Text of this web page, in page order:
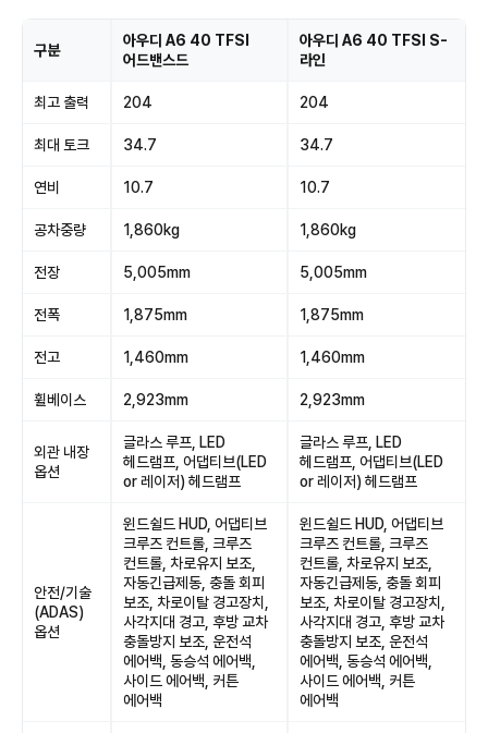
구분
아우디 A6 40 TFSI
어드밴스드
아우디 A6 40 TFSI S-
라인
최고 출력 204 204
최대 토크 34.7 34.7
연비 10.7 10.7
공차중량 1,860kg 1,860kg
전장 5,005mm 5,005mm
전폭 1,875mm 1,875mm
전고 1,460mm 1,460mm
휠베이스 2,923mm 2,923mm
외관 내장
옵션
글라스 루프, LED
헤드램프, 어댑티브(LED
or 레이저) 헤드램프
글라스 루프, LED
헤드램프, 어댑티브(LED
or 레이저) 헤드램프
안전/기술
(ADAS)
옵션
윈드쉴드 HUD, 어댑티브
크루즈 컨트롤, 크루즈
컨트롤, 차로유지 보조,
자동긴급제동, 충돌 회피
보조, 차로이탈 경고장치,
사각지대 경고, 후방 교차
충돌방지 보조, 운전석
에어백, 동승석 에어백,
사이드 에어백, 커튼
에어백
윈드쉴드 HUD, 어댑티브
크루즈 컨트롤, 크루즈
컨트롤, 차로유지 보조,
자동긴급제동, 충돌 회피
보조, 차로이탈 경고장치,
사각지대 경고, 후방 교차
충돌방지 보조, 운전석
에어백, 동승석 에어백,
사이드 에어백, 커튼
에어백